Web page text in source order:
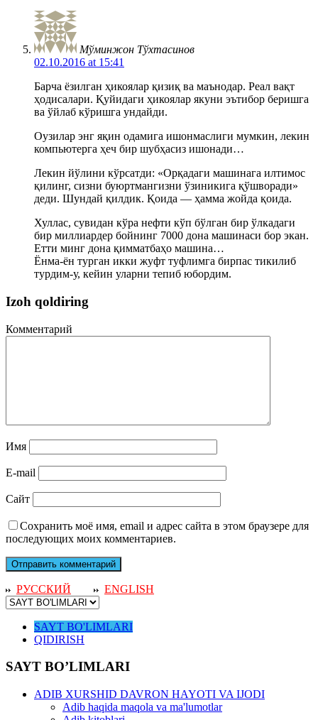
Мўминжон Тўхтасинов
02.10.2016 at 15:41
Барча ёзилган ҳикоялар қизиқ ва маънодар. Реал вақт
ҳодисалари. Қуйидаги ҳикоялар якуни эътибор беришга
ва ўйлаб кўришга ундайди.
Оузилар энг яқин одамига ишонмаслиги мумкин, лекин
компьютерга ҳеч бир шубҳасиз ишонади…
Лекин йўлини кўрсатди: «Орқадаги машинага илтимос
қилинг, сизни буюртмангизни ўзиникига қўшворади»
деди. Шундай қилдик. Қоида — ҳамма жойда қоида.
Хуллас, сувидан кўра нефти кўп бўлган бир ўлкадаги
бир миллиардер бойнинг 7000 дона машинаси бор экан.
Етти минг дона қимматбаҳо машина…
Ёнма-ён турган икки жуфт туфлимга бирпас тикилиб
турдим-у, кейин уларни тепиб юбордим.
Izoh qoldiring
Комментарий
Имя
E-mail
Сайт
Сохранить моё имя, email и адрес сайта в этом браузере для
последующих моих комментариев.
РУССКИЙ ENGLISH
SAYT BO'LIMLARI
QIDIRISH
SAYT BO’LIMLARI
ADIB XURSHID DAVRON HAYOTI VA IJODI
Adib haqida maqola va ma'lumotlar